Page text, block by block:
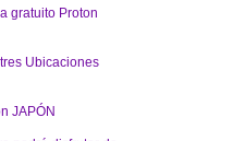
gratuito Proton
Ubicaciones
JAPÓN